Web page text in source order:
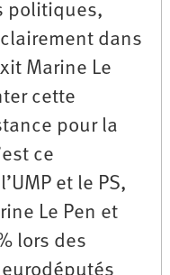
politiques,
dans
Marine Le
cette
pour la
ce
et le PS,
Le Pen et
lors des